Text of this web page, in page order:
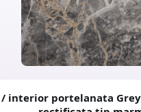
portelanata Grey Flury 60 x 120 cm